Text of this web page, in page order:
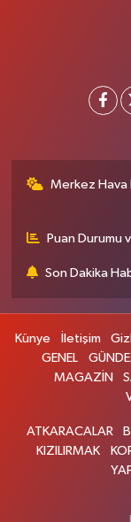
Merkez Hava
Puan Durumu
Son Dakika
Künye İletişim
GENEL
MAGAZİN
ATKARACALAR
KIZILIRMAK